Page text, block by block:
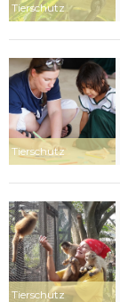
Tierschutz
Tierschutz
Tierschutz